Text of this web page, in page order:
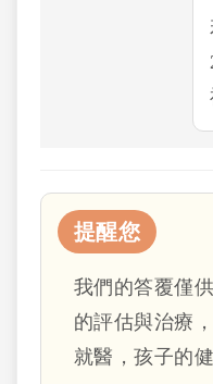
提醒您
我們的答覆僅
的評估與治療
就醫，孩子的